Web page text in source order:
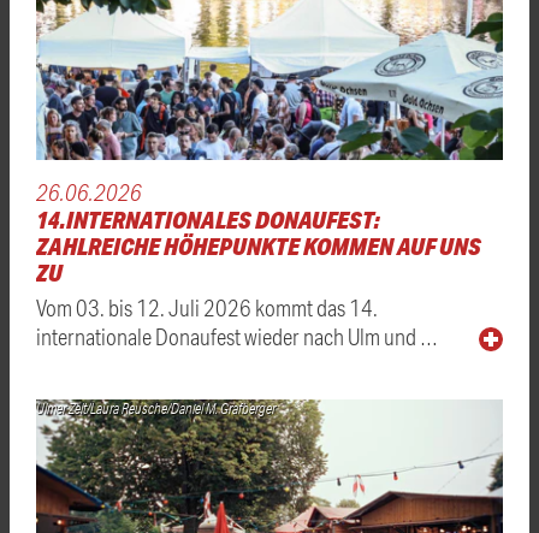
26.06.2026
14.INTERNATIONALES DONAUFEST:
ZAHLREICHE HÖHEPUNKTE KOMMEN AUF UNS
ZU
Vom 03. bis 12. Juli 2026 kommt das 14.
internationale Donaufest wieder nach Ulm und …
Ulmer Zelt/Laura Reusche/Daniel M. Grafberger